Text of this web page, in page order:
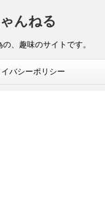
んねる
、趣味のサイトです。
バシーポリシー